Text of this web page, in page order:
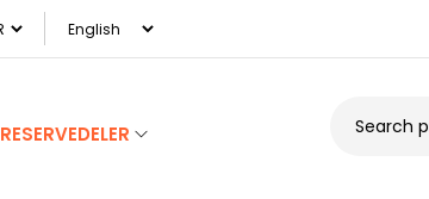
RESERVEDELER